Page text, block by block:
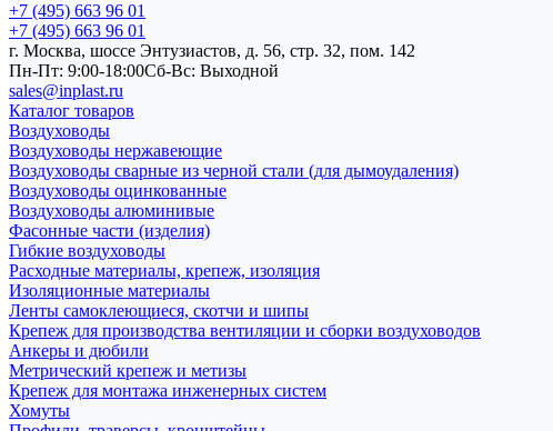
+7 (495) 663 96 01
+7 (495) 663 96 01
г. Москва, шоссе Энтузиастов, д. 56, стр. 32, пом. 142
Пн-Пт: 9:00-18:00Cб-Вс: Выходной
sales@inplast.ru
Каталог товаров
Воздуховоды
Воздуховоды нержавеющие
Воздуховоды сварные из черной стали (для дымоудаления)
Воздуховоды оцинкованные
Воздуховоды алюминивые
Фасонные части (изделия)
Гибкие воздуховоды
Расходные материалы, крепеж, изоляция
Изоляционные материалы
Ленты самоклеющиеся, скотчи и шипы
Крепеж для производства вентиляции и сборки воздуховодов
Анкеры и дюбили
Метрический крепеж и метизы
Крепеж для монтажа инженерных систем
Хомуты